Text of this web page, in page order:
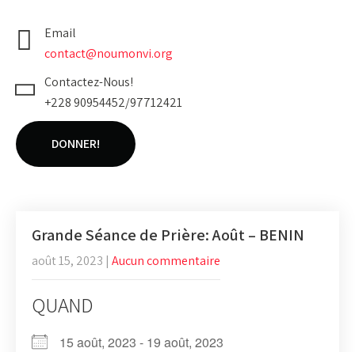
Email
contact@noumonvi.org
Contactez-Nous!
+228 90954452/97712421
DONNER!
Grande Séance de Prière: Août – BENIN
août 15, 2023 | Aucun commentaire
QUAND
15 août, 2023 - 19 août, 2023